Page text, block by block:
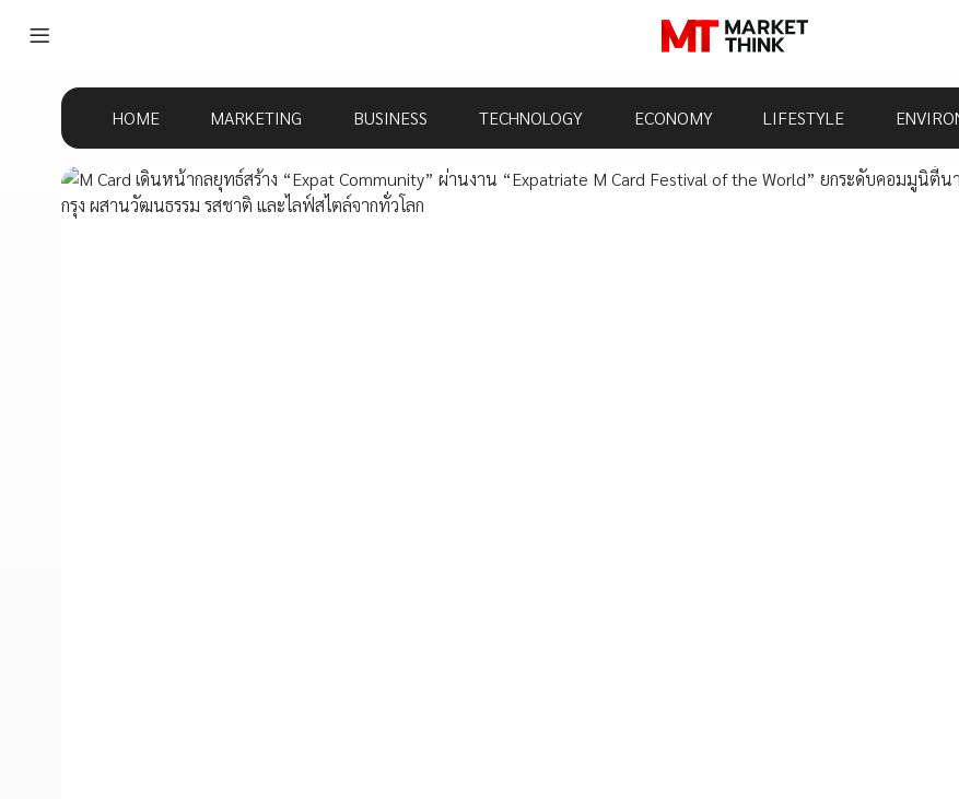
HOME MARKETING BUSINESS TECHNOLOGY ECONOMY LIFESTYLE